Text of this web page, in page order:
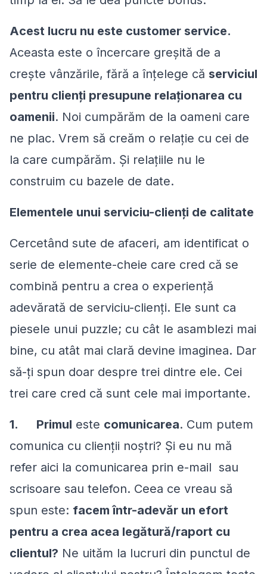
Acest lucru nu este customer service.
Aceasta este o încercare greșită de a
crește vânzările, fără a înțelege că serviciul
pentru clienți presupune relaționarea cu
oamenii. Noi cumpărăm de la oameni care
ne plac. Vrem să creăm o relație cu cei de
la care cumpărăm. Și relațiile nu le
construim cu bazele de date.
Elementele unui serviciu-clienți de calitate
Cercetând sute de afaceri, am identificat o
serie de elemente-cheie care cred că se
combină pentru a crea o experiență
adevărată de serviciu-clienți. Ele sunt ca
piesele unui puzzle; cu cât le asamblezi mai
bine, cu atât mai clară devine imaginea. Dar
să-ți spun doar despre trei dintre ele. Cei
trei care cred că sunt cele mai importante.
1. Primul este comunicarea. Cum putem
comunica cu clienții noștri? Și eu nu mă
refer aici la comunicarea prin e-mail sau
scrisoare sau telefon. Ceea ce vreau să
spun este: facem într-adevăr un efort
pentru a crea acea legătură/raport cu
clientul? Ne uităm la lucruri din punctul de